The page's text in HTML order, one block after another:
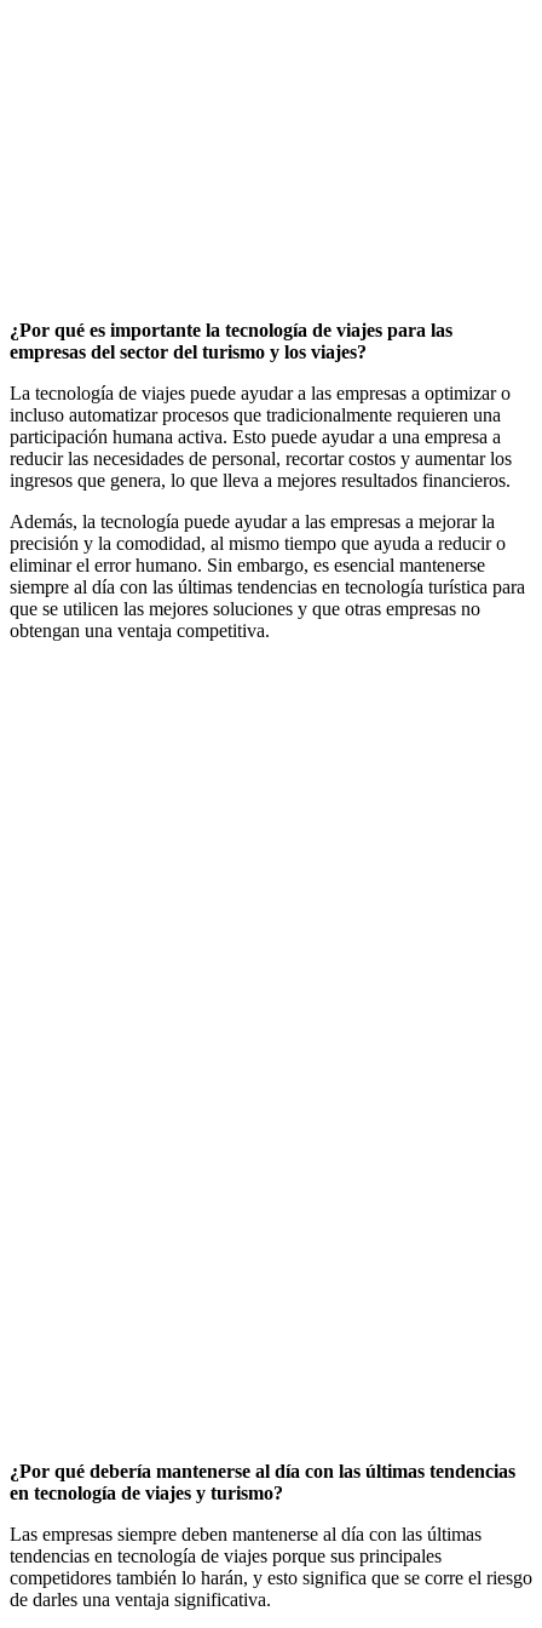
¿Por qué es importante la tecnología de viajes para las
empresas del sector del turismo y los viajes?
La tecnología de viajes puede ayudar a las empresas a optimizar o
incluso automatizar procesos que tradicionalmente requieren una
participación humana activa. Esto puede ayudar a una empresa a
reducir las necesidades de personal, recortar costos y aumentar los
ingresos que genera, lo que lleva a mejores resultados financieros.
Además, la tecnología puede ayudar a las empresas a mejorar la
precisión y la comodidad, al mismo tiempo que ayuda a reducir o
eliminar el error humano. Sin embargo, es esencial mantenerse
siempre al día con las últimas tendencias en tecnología turística para
que se utilicen las mejores soluciones y que otras empresas no
obtengan una ventaja competitiva.
¿Por qué debería mantenerse al día con las últimas tendencias
en tecnología de viajes y turismo?
Las empresas siempre deben mantenerse al día con las últimas
tendencias en tecnología de viajes porque sus principales
competidores también lo harán, y esto significa que se corre el riesgo
de darles una ventaja significativa.